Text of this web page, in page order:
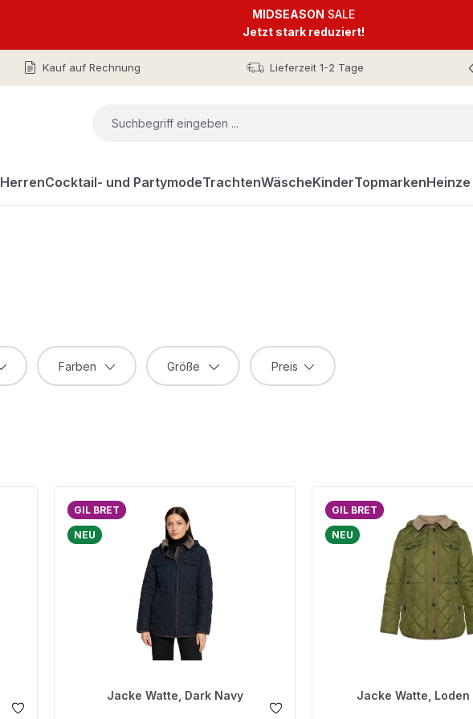
MIDSEASON SALE
Jetzt stark reduziert!
Kauf auf Rechnung Lieferzeit 1-2 Tage
HerrenCocktail- und PartymodeTrachtenWäscheKinderTopmarken
Farben Größe Preis
GIL BRET
NEU
Jacke Watte, Dark Navy
GIL BRET
NEU
Jacke Watte, Loden